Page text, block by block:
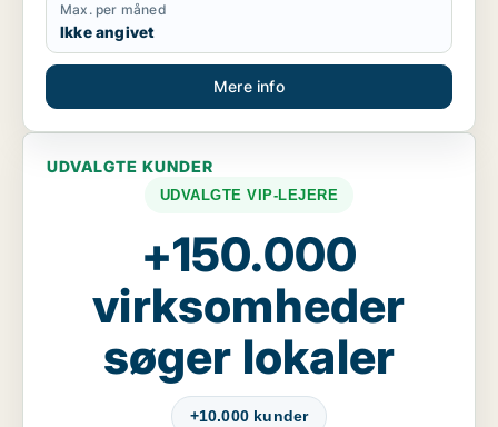
Max. per måned
Ikke angivet
Mere info
UDVALGTE KUNDER
UDVALGTE VIP-LEJERE
+150.000
virksomheder
søger lokaler
+10.000 kunder